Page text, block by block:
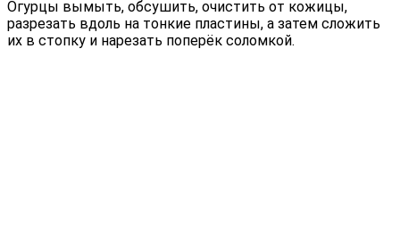
Огурцы вымыть, обсушить, очистить от кожицы,
разрезать вдоль на тонкие пластины, а затем сложить
их в стопку и нарезать поперёк соломкой.